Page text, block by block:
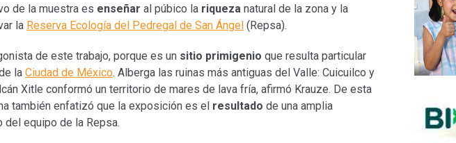
de la muestra es enseñar al púbico la riqueza natural de la zona y la
la Reserva Ecología del Pedregal de San Ángel (Repsa).
de este trabajo, porque es un sitio primigenio que resulta particular
la Ciudad de México. Alberga las ruinas más antiguas del Valle: Cuicuilco y
Xitle conformó un territorio de mares de lava fría, afirmó Krauze. De esta
también enfatizó que la exposición es el resultado de una amplia
del equipo de la Repsa.